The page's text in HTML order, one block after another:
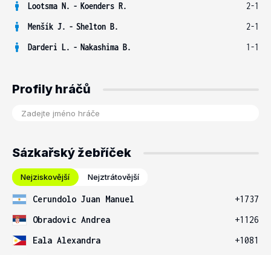
Lootsma N. - Koenders R.
2-1
Menšík J. - Shelton B.
2-1
Darderi L. - Nakashima B. 1-1
Profily hráčů
Sázkařský žebříček
Nejziskovější Nejztrátovější
Cerundolo Juan Manuel
+1737
Obradovic Andrea
+1126
Eala Alexandra
+1081